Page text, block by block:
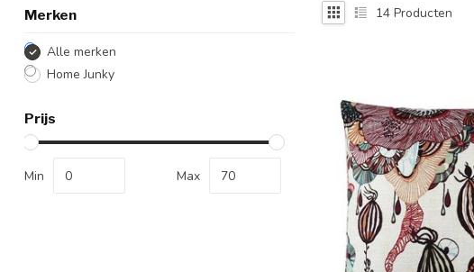
Merken
Alle merken
Home Junky
Prijs
Min Max
14 Producten